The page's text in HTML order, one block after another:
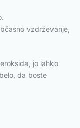
vzdrževanje,
jo lahko
da boste